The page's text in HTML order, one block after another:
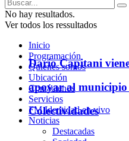
Darío Capitani
apoyar al municipio
Colectividades
No hay resultados.
Ver todos los ressultados
Inicio
Programación
Quienes somos
Ubicación
Contáctenos
Servicios
FM Identidad en vivo
Noticias
Destacadas